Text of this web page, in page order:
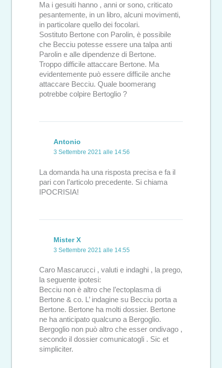
Ma i gesuiti hanno , anni or sono, criticato
pesantemente, in un libro, alcuni movimenti,
in particolare quello dei focolari.
Sostituto Bertone con Parolin, è possibile
che Becciu potesse essere una talpa anti
Parolin e alle dipendenze di Bertone.
Troppo difficile attaccare Bertone. Ma
evidentemente può essere difficile anche
attaccare Becciu. Quale boomerang
potrebbe colpire Bertoglio ?
Antonio
3 Settembre 2021 alle 14:56
La domanda ha una risposta precisa e fa il
pari con l’articolo precedente. Si chiama
IPOCRISIA!
Mister X
3 Settembre 2021 alle 14:55
Caro Mascarucci , valuti e indaghi , la prego,
la seguente ipotesi:
Becciu non è altro che l’ectoplasma di
Bertone & co. L’ indagine su Becciu porta a
Bertone. Bertone ha molti dossier. Bertone
ne ha anticipato qualcuno a Bergoglio.
Bergoglio non può altro che esser ondivago ,
secondo il dossier comunicatogli . Sic et
simpliciter.